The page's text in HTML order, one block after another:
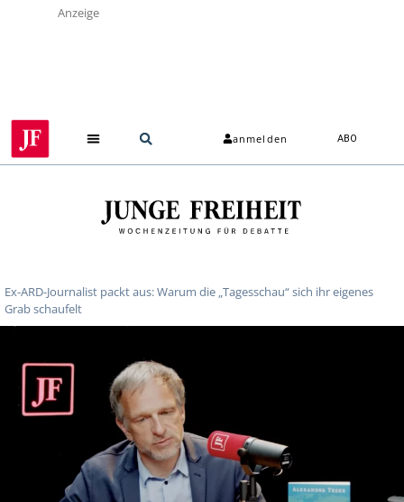
Anzeige
anmelden ABO
Ex-ARD-Journalist packt aus: Warum die „Tagesschau“ sich ihr eigenes
Grab schaufelt